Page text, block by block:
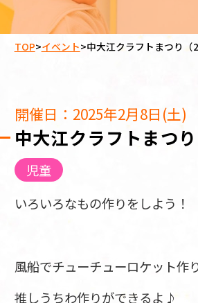
TOP>イベント>中大江クラフトまつり（2
開催日：2025年2月8日(土)
中大江クラフトまつり
児童
いろいろなもの作りをしよう！
風船でチューチューロケット作
推しうちわ作りができるよ♪